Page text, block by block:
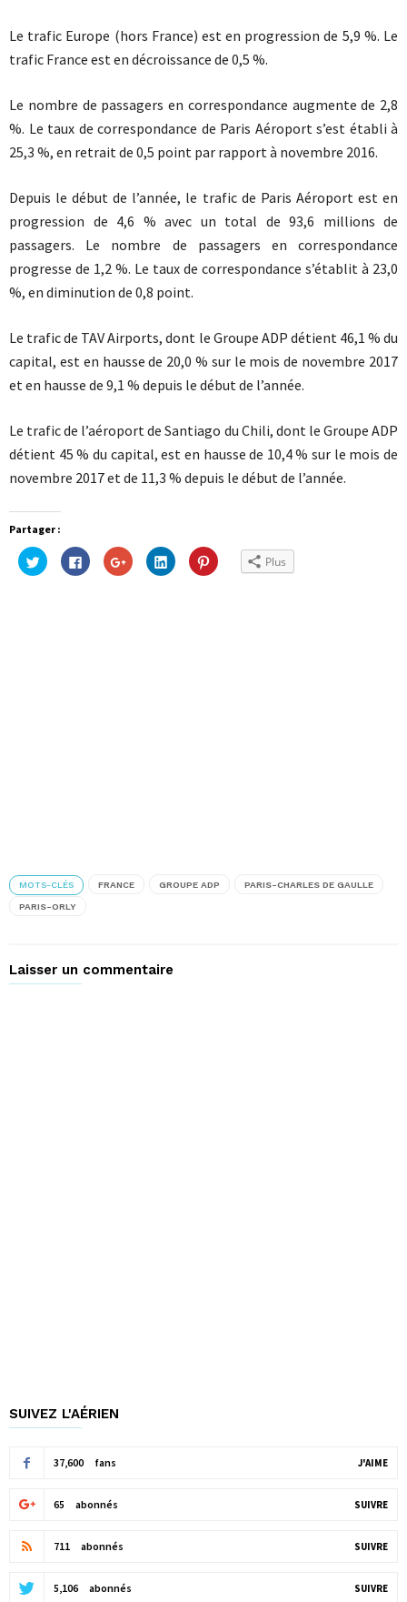
Le trafic Europe (hors France) est en progression de 5,9 %. Le
trafic France est en décroissance de 0,5 %.
Le nombre de passagers en correspondance augmente de 2,8
%. Le taux de correspondance de Paris Aéroport s’est établi à
25,3 %, en retrait de 0,5 point par rapport à novembre 2016.
Depuis le début de l’année, le trafic de Paris Aéroport est en
progression de 4,6 % avec un total de 93,6 millions de
passagers. Le nombre de passagers en correspondance
progresse de 1,2 %. Le taux de correspondance s’établit à 23,0
%, en diminution de 0,8 point.
Le trafic de TAV Airports, dont le Groupe ADP détient 46,1 % du
capital, est en hausse de 20,0 % sur le mois de novembre 2017
et en hausse de 9,1 % depuis le début de l’année.
Le trafic de l’aéroport de Santiago du Chili, dont le Groupe ADP
détient 45 % du capital, est en hausse de 10,4 % sur le mois de
novembre 2017 et de 11,3 % depuis le début de l’année.
Partager :
Cliquez
pour
partager
Cliquez
pour
partager
Cliquez
pour
partager
Cliquez
pour
partager
Cliquez
pour Plus
MOTS-CLÉS FRANCE GROUPE ADP PARIS-CHARLES DE GAULLE
PARIS-ORLY
Laisser un commentaire
SUIVEZ L'AÉRIEN
37,600 fans J'AIME
65 abonnés SUIVRE
711 abonnés SUIVRE
5,106 abonnés SUIVRE